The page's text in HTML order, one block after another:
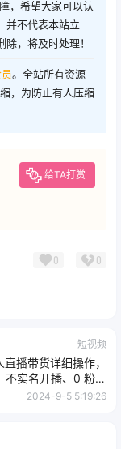
，希望大家可以认
并不代表本站立
，将及时处理！
。全站所有资源
，为防止有人压缩
给TA打赏
0 0
短视频
播带货详细操作，
不实名开播、0 粉开
全网独家项目，24 小
2024-9-5 5:19:26